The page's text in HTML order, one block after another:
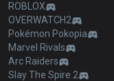
ROBLOX
OVERWATCH2
Pokémon Pokopia
Marvel Rivals
Arc Raiders
Slay The Spire 2